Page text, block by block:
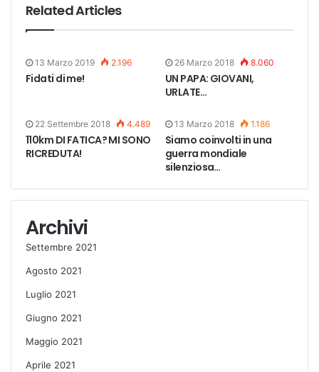
Related Articles
13 Marzo 2019 2.196
Fidati di me!
26 Marzo 2018 8.060
UN PAPA: GIOVANI,
URLATE…
22 Settembre 2018 4.489
110km DI FATICA? MI SONO
RICREDUTA!
13 Marzo 2018 1.186
Siamo coinvolti in una
guerra mondiale
silenziosa…
Archivi
Settembre 2021
Agosto 2021
Luglio 2021
Giugno 2021
Maggio 2021
Aprile 2021